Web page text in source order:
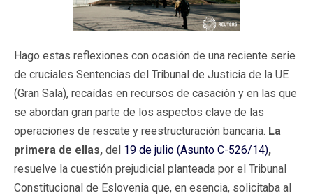
Hago estas reflexiones con ocasión de una reciente serie
de cruciales Sentencias del Tribunal de Justicia de la UE
(Gran Sala), recaídas en recursos de casación y en las que
se abordan gran parte de los aspectos clave de las
operaciones de rescate y reestructuración bancaria. La
primera de ellas, del 19 de julio (Asunto C-526/14),
resuelve la cuestión prejudicial planteada por el Tribunal
Constitucional de Eslovenia que, en esencia, solicitaba al